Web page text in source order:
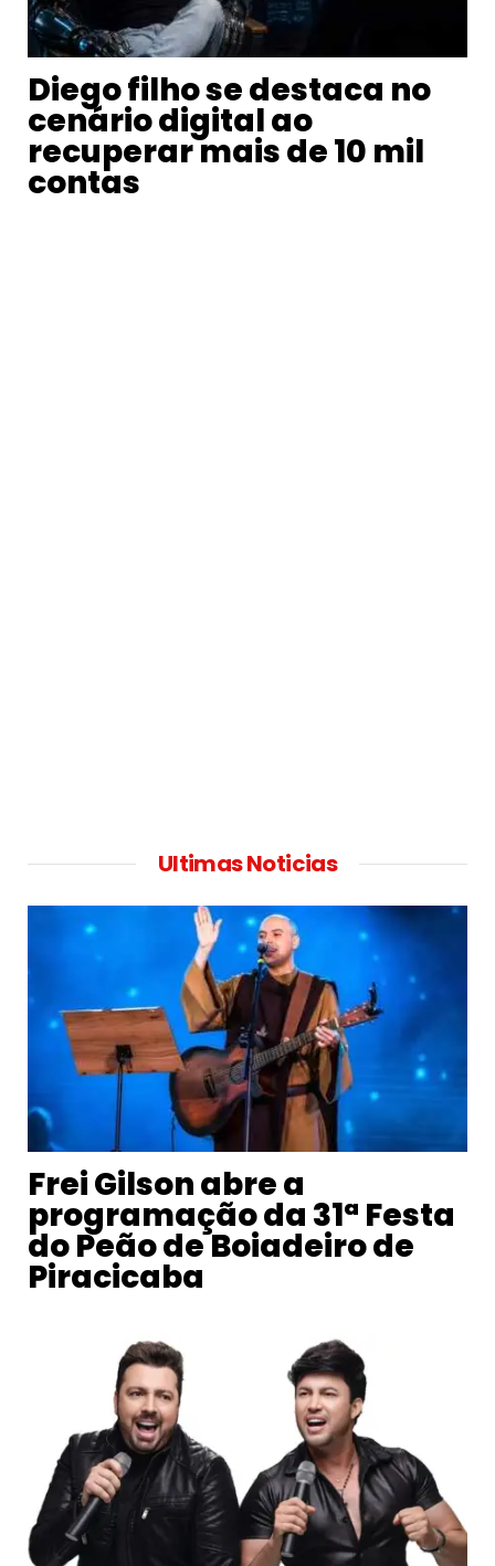
Diego filho se destaca no
cenário digital ao
recuperar mais de 10 mil
contas
Ultimas Noticias
Frei Gilson abre a
programação da 31ª Festa
do Peão de Boiadeiro de
Piracicaba